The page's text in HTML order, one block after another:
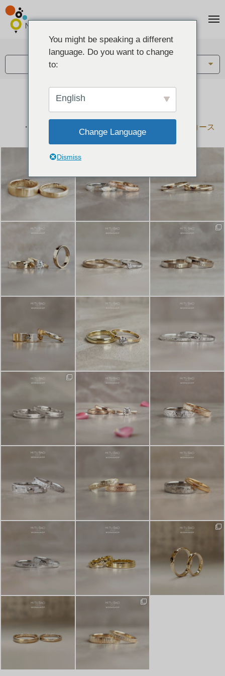
結婚指輪とペアリングのデザイン集
下記コースで手作りされた作品をご紹介します
手作り結婚指輪コース
手作りペアリングコース
You might be speaking a different
language. Do you want to change
to:
English
Change Language
Dismiss